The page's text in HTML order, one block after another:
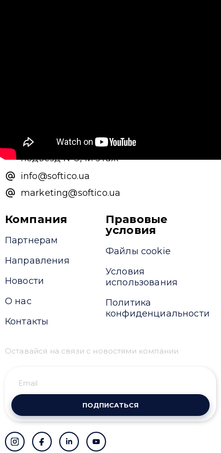
г. Киев, ул. Малевича 86-Л,
подъезд №3, 1й этаж
info@softico.ua
marketing@softico.ua
Компания
Партнерам
Направления
Новости
О нас
Контакты
Правовые
условия
Файлы cookie
Условия
использования
Политика
конфиденциальности
Оставайся на связи с новостями компании
ПОДПИСАТЬСЯ